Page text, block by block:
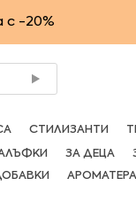
с -20%
СТИЛИЗАНТИ
ЗА ДЕЦА